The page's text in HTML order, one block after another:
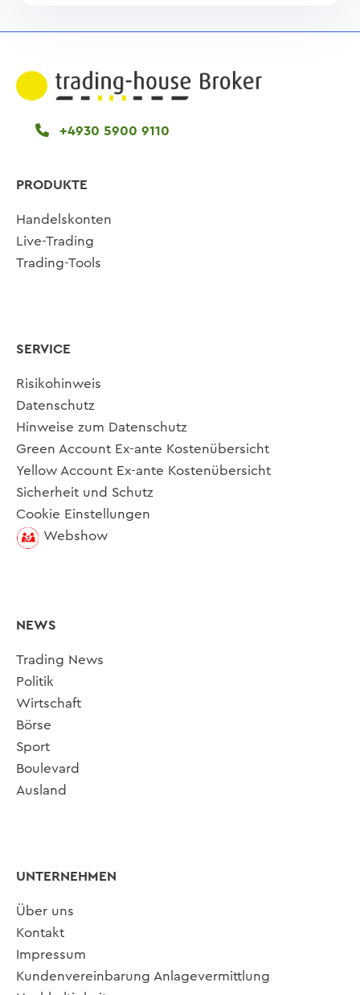
+4930 5900 9110
PRODUKTE
Handelskonten
Live-Trading
Trading-Tools
SERVICE
Risikohinweis
Datenschutz
Hinweise zum Datenschutz
Green Account Ex-ante Kostenübersicht
Yellow Account Ex-ante Kostenübersicht
Sicherheit und Schutz
Cookie Einstellungen
Webshow
NEWS
Trading News
Politik
Wirtschaft
Börse
Sport
Boulevard
Ausland
UNTERNEHMEN
Über uns
Kontakt
Impressum
Kundenvereinbarung Anlagevermittlung